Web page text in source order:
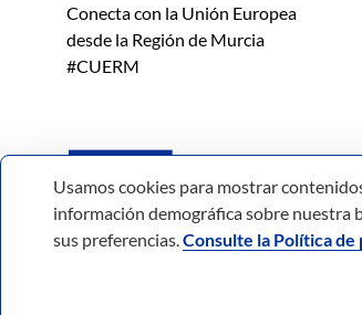
Conecta con la Unión Europea
desde la Región de Murcia
#CUERM
Usamos cookies para mostrar
información demográfica sobre nuestra
sus preferencias.Consulte la Política de